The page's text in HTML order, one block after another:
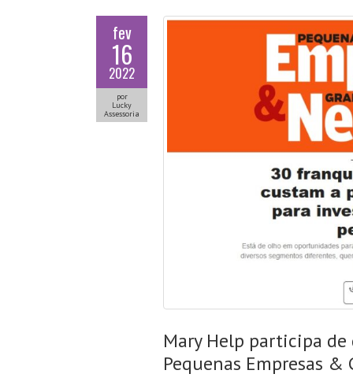
fev
16
2022
por
Lucky
Assessoria
Mary Help participa
Pequenas Empresas &